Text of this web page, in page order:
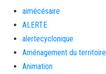
aimécésaire
ALERTE
alertecyclonique
Aménagement du territoire
Animation